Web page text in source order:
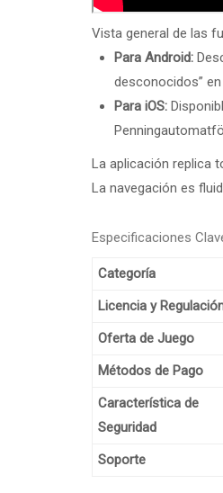
Vista general de las
Para Android:
desconocidos”
Para iOS:
La aplicación replica
La navegación es
Especificaciones
Categoría
Licencia y
Oferta de Juego
Métodos de Pago
Característica de
Seguridad
Soporte